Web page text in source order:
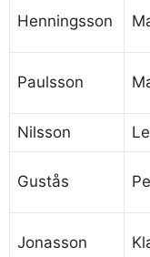
Henningsson
Paulsson
Nilsson
Gustås
Jonasson